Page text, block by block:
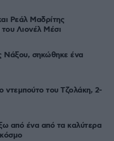
Ρεάλ Μαδρίτης
Λιονέλ Μέσι
Νάξου, σηκώθηκε ένα
ντεμπούτο του Τζολάκη, 2-
από ένα από τα καλύτερα